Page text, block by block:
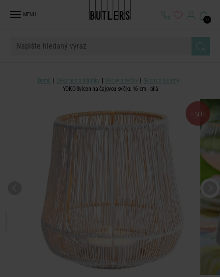
MENU
0
Domů Dekorace a doplňky Svícny a svíčky
Svícny a lucerny
YOKO Svícen na čajovou svíčku 16 cm - bílá
-50%